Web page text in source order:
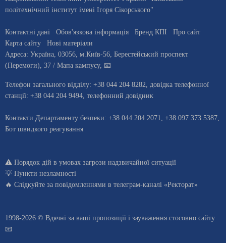
політехнічний інститут імені Ігоря Сікорського"
Контактні дані Обов'язкова інформація Бренд КПІ
Про сайт
Карта сайту
Нові матеріали
Адреса: Україна 03056 , м. Київ-56, Берестейський проспект
(Перемоги), 37 / Мапа кампусу, 📧
Телефон загального відділу: +38 044 204 8282, довiдка телефонної
станцiї: +38 044 204 9494, телефонний довідник
Контакти Департаменту безпеки: +38 044 204 2071, +38 097 373 5387,
Бот швидкого реагування
⚠️ Порядок дій в умовах загрози надзвичайної ситуації
💡 Пункти незламності
🔥 Слідкуйте за повідомленнями в телеграм-каналі «Ректорат»
1998-2026 © Вдячні за ваші пропозиції і зауваження стосовно сайту
📧